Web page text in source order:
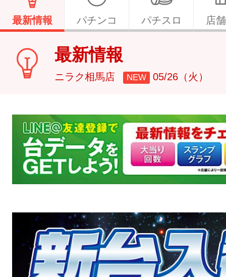
最新情報 パチンコ パチスロ 店
最新情報
ニラク相馬店 NEW 05/26（火）